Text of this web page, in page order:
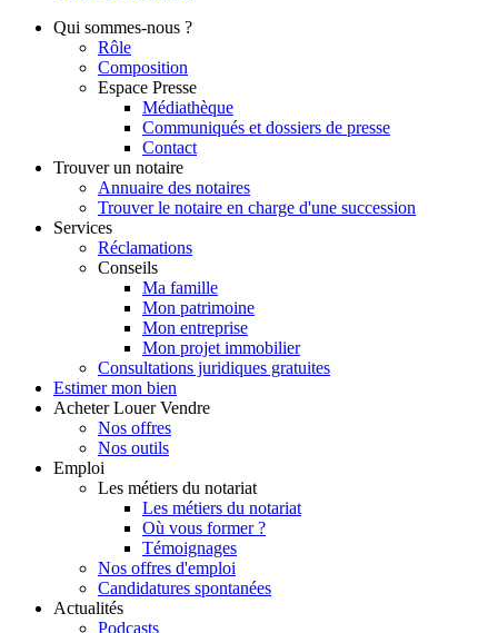
Qui sommes-nous ?
Rôle
Composition
Espace Presse
Médiathèque
Communiqués et dossiers de presse
Contact
Trouver un notaire
Annuaire des notaires
Trouver le notaire en charge d'une succession
Services
Réclamations
Conseils
Ma famille
Mon patrimoine
Mon entreprise
Mon projet immobilier
Consultations juridiques gratuites
Estimer mon bien
Acheter Louer Vendre
Nos offres
Nos outils
Emploi
Les métiers du notariat
Les métiers du notariat
Où vous former ?
Témoignages
Nos offres d'emploi
Candidatures spontanées
Actualités
Podcasts